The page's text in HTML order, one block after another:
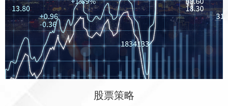
股票策略